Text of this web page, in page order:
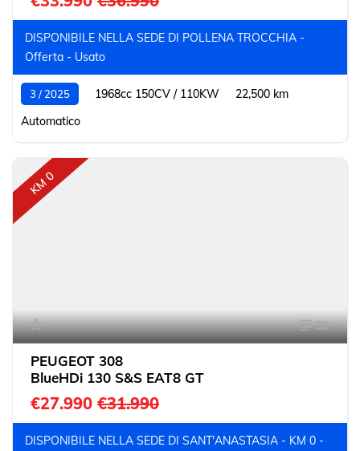
DISPONIBILE NELLA SEDE DI POLLENA TROCCHIA -
Offerta - Usato
3 / 2025 1968cc 150CV / 110KW
22,500 km
Automatico
KM 0
39
PEUGEOT 308
BlueHDi 130 S&S EAT8 GT
€27.990 €31.990
DISPONIBILE NELLA SEDE DI SANT'ANASTASIA - KM 0 -